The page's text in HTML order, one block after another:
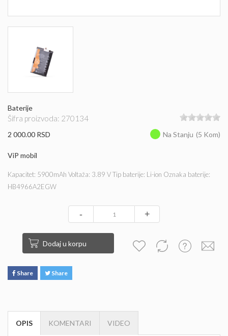
Baterije
Šifra proizvoda: 270134
2 000.00 RSD Na Stanju (5 Kom)
ViP mobil
Kapacitet: 5900mAh Voltaža: 3.89 V Tip baterije: Li-ion Oznaka baterije:
HB4966A2EGW
- +
Dodaj u korpu
Share Share
OPIS KOMENTARI VIDEO